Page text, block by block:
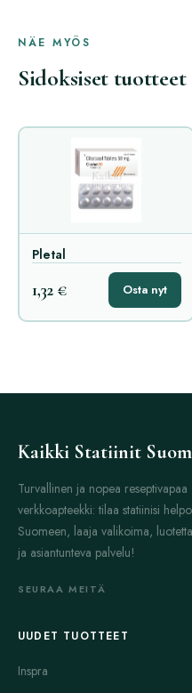
NÄE MYÖS
Sidoksiset tuotteet
Pletal
1,32 € Osta nyt
Kaikki Statiinit
Turvallinen ja nopea reseptivapaa
verkkoapteekki: tilaa statiinisi
Suomeen, laaja valikoima,
ja asiantunteva palvelu!
SEURAA MEITÄ
UUDET TUOTTEET
Inspra